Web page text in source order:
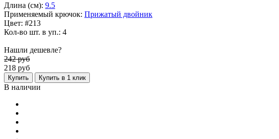
Длина (см): 9.5
Применяемый крючок: Прижатый двойник
Цвет: #213
Кол-во шт. в уп.: 4
Нашли дешевле?
242 руб
218 руб
Купить Купить в 1 клик
В наличии